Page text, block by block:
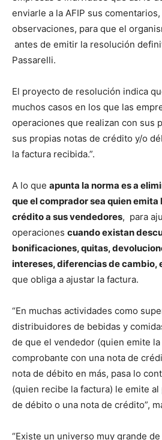
enviarle a la AFIP sus
observaciones, para que el
antes de emitir la resolución
Passarelli.
El proyecto de resolución indica
muchos casos en los que las
operaciones que realizan con sus
sus propias notas de crédito y/o
la factura recibida.”.
A lo que apunta la norma es a
que el comprador sea quien
crédito a sus vendedores, para
operaciones cuando existan
bonificaciones, quitas,
intereses, diferencias de cambio,
que obliga a ajustar la factura.
“En muchas actividades como
distribuidores de bebidas y
de que el vendedor (quien emite
comprobante con una nota de
nota de débito en más, pasa lo
(quien recibe la factura) le emite
de débito o una nota de crédito”,
“Existe un universo muy grande